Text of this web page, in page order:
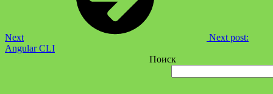
Next
Next post:
Angular CLI
Поиск